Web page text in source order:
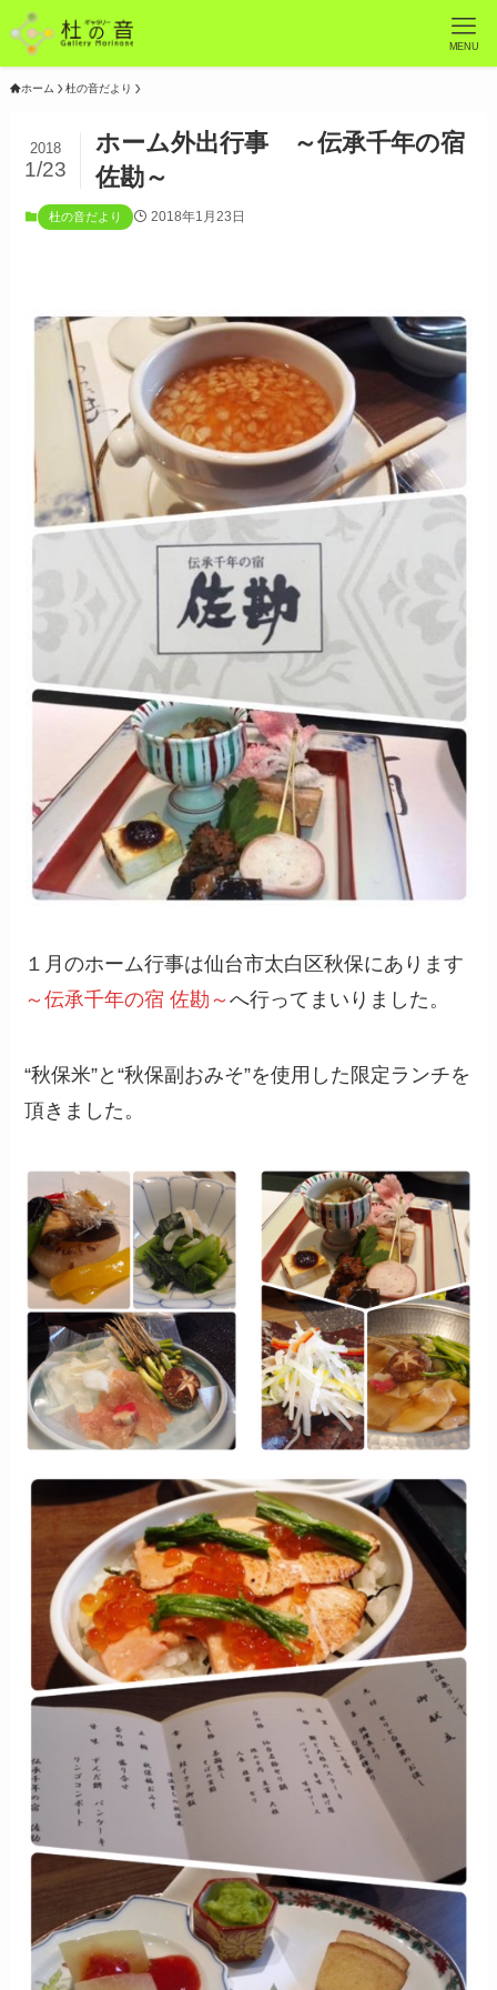
MENU
ホーム 杜の音だより
ホーム外出行事 ～伝承千年の宿
佐勘～
2018
1/23
杜の音だより 2018年1月23日
１月のホーム行事は仙台市太白区秋保にあります
～伝承千年の宿 佐勘～へ行ってまいりました。
“秋保米”と“秋保副おみそ”を使用した限定ランチを
頂きました。